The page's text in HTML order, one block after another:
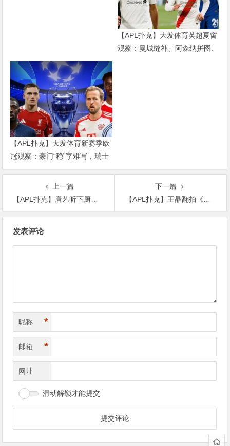
【APL扑克】大发体育英超夏窗
观察：曼城缝补、阿森纳拼图、
【APL扑克】大发体育新赛季欧
冠观察：豪门“稳”字难写，瑞士
轮赛制让每一场都变成生死
上一篇
【APL扑克】唐艺昕下厨为老公做爱心餐，古装造型是怎么回事？
下一篇
【APL扑克】王晶翻拍《倚天屠龙记》：林峰被吐槽，女主颜值也一言难尽
发表评论
昵称 *
邮箱 *
网址
滑动解锁才能提交